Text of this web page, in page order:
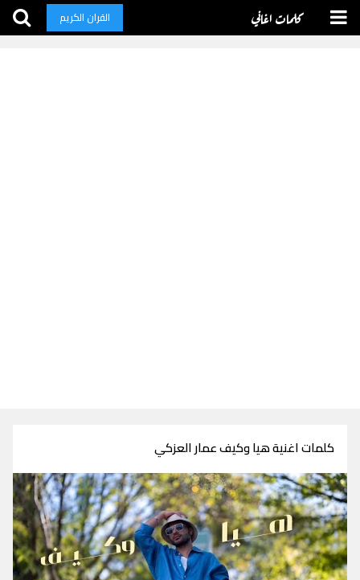
كلمات اغاني القران الكريم
كلمات اغنية هيا وكيف عمار العزكي